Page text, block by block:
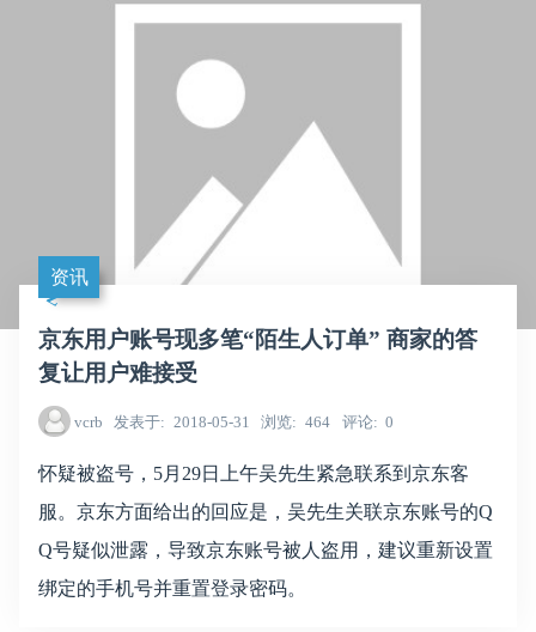
资讯
京东用户账号现多笔“陌生人订单” 商家的答
复让用户难接受
vcrb 发表于 2018-05-31 浏览 464 评论 0
怀疑被盗号，5月29日上午吴先生紧急联系到京东客
服。京东方面给出的回应是，吴先生关联京东账号的Q
Q号疑似泄露，导致京东账号被人盗用，建议重新设置
绑定的手机号并重置登录密码。